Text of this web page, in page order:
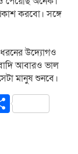
করবো। সঙ্গে
ধরনের উদ্যোগও
আবারও ভাল
মানুষ শুনবে।
Share